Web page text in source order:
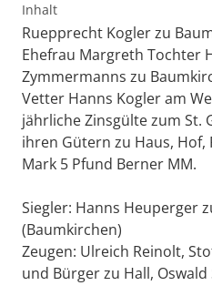
Inhalt
Ruepprecht Kogler zu
Ehefrau Margreth Tochter
Zymmermanns zu
Vetter Hanns Kogler am
jährliche Zinsgülte zum St.
ihren Gütern zu Haus, Hof,
Mark 5 Pfund Berner MM.
Siegler: Hanns Heuperger
(Baumkirchen)
Zeugen: Ulreich Reinolt,
und Bürger zu Hall,